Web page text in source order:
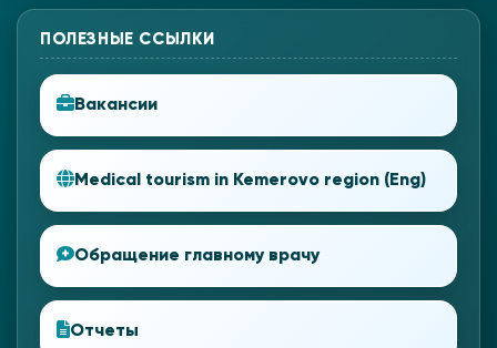
ПОЛЕЗНЫЕ ССЫЛКИ
Вакансии
Medical tourism in Kemerovo region (Eng)
Обращение главному врачу
Отчеты